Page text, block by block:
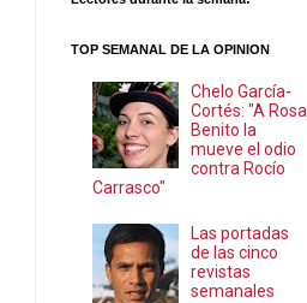
TOP SEMANAL DE LA OPINION
Chelo García-
Cortés: "A Rosa
Benito la
mueve el odio
contra Rocío
Carrasco"
Las portadas
de las cinco
revistas
semanales